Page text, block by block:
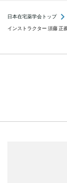
日本在宅薬学会トップnavigate_next
インストラクター 須藤 正